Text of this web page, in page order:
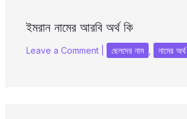
ইমরান নামের আরবি অর্থ কি
Leave a Comment ছেলদের নাম নামের অর্থ